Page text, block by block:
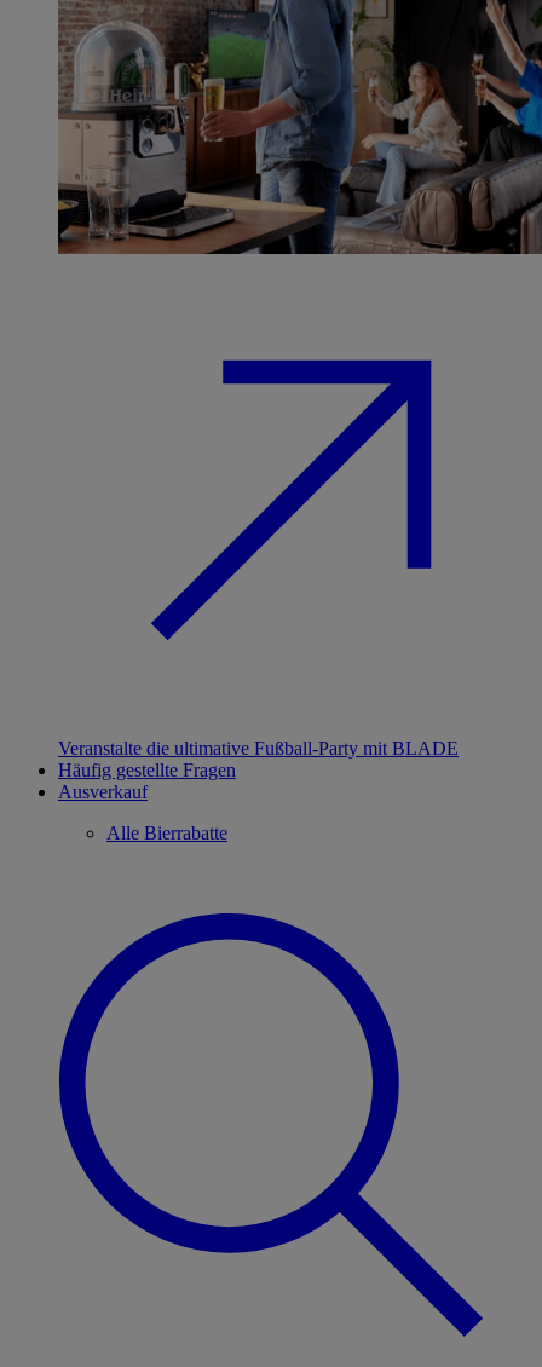
Veranstalte die ultimative Fußball-Party mit BLADE
Häufig gestellte Fragen
Ausverkauf
Alle Bierrabatte